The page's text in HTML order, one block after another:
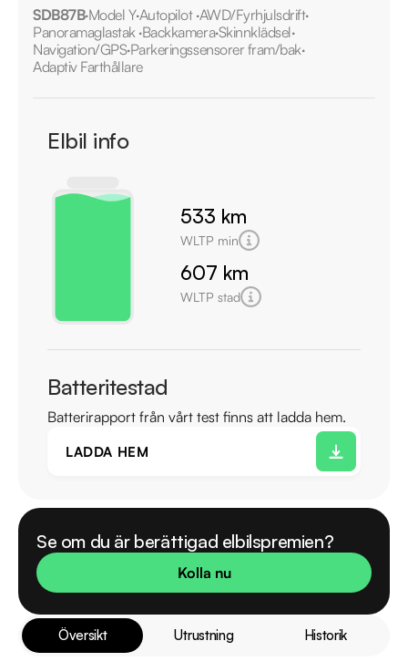
SDB87BModel YAutopilot AWD/Fyrhjulsdrift
Panoramaglastak BackkameraSkinnklädsel
Navigation/GPSParkeringssensorer fram/bak
Adaptiv Farthållare
Elbil info
533 km
WLTP min
607 km
WLTP stad
Batteritestad
Batterirapport från vårt test finns att ladda hem.
LADDA HEM
Se om du är berättigad elbilspremien?
Kolla nu
Översikt Utrustning Historik